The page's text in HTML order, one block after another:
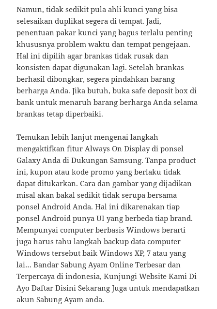
Namun, tidak sedikit pula ahli kunci yang bisa
selesaikan duplikat segera di tempat. Jadi,
penentuan pakar kunci yang bagus terlalu penting
khususnya problem waktu dan tempat pengejaan.
Hal ini dipilih agar brankas tidak rusak dan
konsisten dapat digunakan lagi. Setelah brankas
berhasil dibongkar, segera pindahkan barang
berharga Anda. Jika butuh, buka safe deposit box di
bank untuk menaruh barang berharga Anda selama
brankas tetap diperbaiki.
Temukan lebih lanjut mengenai langkah
mengaktifkan fitur Always On Display di ponsel
Galaxy Anda di Dukungan Samsung. Tanpa product
ini, kupon atau kode promo yang berlaku tidak
dapat ditukarkan. Cara dan gambar yang dijadikan
misal akan bakal sedikit tidak serupa bersama
ponsel Android Anda. Hal ini dikarenakan tiap
ponsel Android punya UI yang berbeda tiap brand.
Mempunyai computer berbasis Windows berarti
juga harus tahu langkah backup data computer
Windows tersebut baik Windows XP, 7 atau yang
lai… Bandar Sabung Ayam Online Terbesar dan
Terpercaya di indonesia, Kunjungi Website Kami Di
Ayo Daftar Disini Sekarang Juga untuk mendapatkan
akun Sabung Ayam anda.